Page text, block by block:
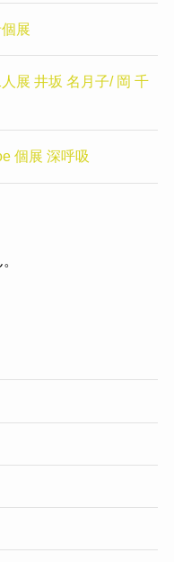
展
展 井坂 名月子/ 岡 千
個展 深呼吸